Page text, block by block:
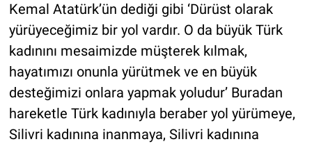
Kemal Atatürk’ün dediği gibi ‘Dürüst olarak
yürüyeceğimiz bir yol vardır. O da büyük Türk
kadınını mesaimizde müşterek kılmak,
hayatımızı onunla yürütmek ve en büyük
desteğimizi onlara yapmak yoludur’ Buradan
hareketle Türk kadınıyla beraber yol yürümeye,
Silivri kadınına inanmaya, Silivri kadınına